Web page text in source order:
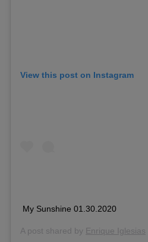
View this post on Instagram
My Sunshine 01.30.2020
A post shared by Enrique Iglesias